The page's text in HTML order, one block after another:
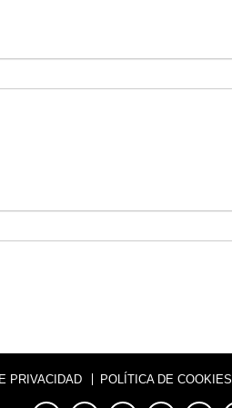
PRIVACIDAD POLÍTICA DE COOKIES